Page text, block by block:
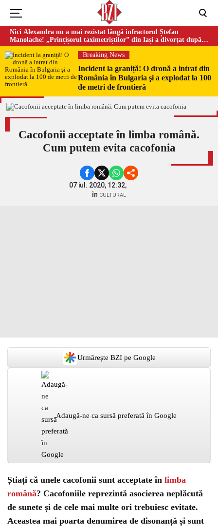
Nici Alexandra nu a mai rezistat lângă infractorul Ștefan
Manolache! „Prințișorul taximetriștilor” din Iași a divorţat după
doi ani de căsnicie
Breaking News
Incident la graniță! O dronă a intrat din
România în Bulgaria şi a explodat la 100
de metri de frontieră
Cacofonii acceptate în limba română.
Cum putem evita cacofonia
07 iul. 2020, 12:32,
în CULTURAL
Urmărește BZI pe Google
Adaugă-ne ca sursă preferată în Google
Știați că unele cacofonii sunt acceptate în limba
română? Cacofoniile reprezintă asocierea neplăcută
de sunete și de cele mai multe ori trebuiesc evitate.
Aceastea mai poarta denumirea de disonanță și sunt